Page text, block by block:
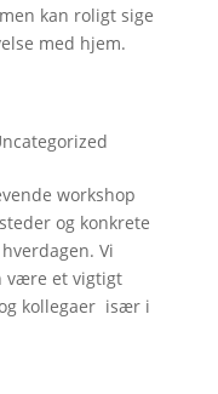
kan roligt sige
med hjem.
workshop
og konkrete
Vi
være et vigtigt
kollegaer  især i